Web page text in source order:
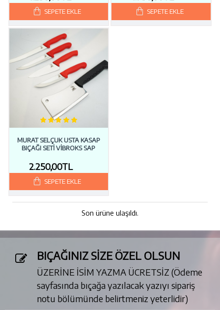
SEPETE EKLE SEPETE EKLE
MURAT SELÇUK USTA KASAP
BIÇAĞI SETI VIBROKS SAP
2.250,00TL
SEPETE EKLE
Son ürüne ulaşıldı.
BIÇAĞINIZ SİZE ÖZEL OLSUN
ÜZERİNE İSİM YAZMA ÜCRETSİZ (Ödeme
sayfasında bıçağa yazılacak yazıyı sipariş
notu bölümünde belirtmeniz yeterlidir)